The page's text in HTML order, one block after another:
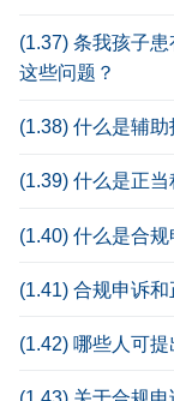
(1.37) 条我孩子
这些问题？
(1.38) 什么是辅
(1.39) 什么是正当
(1.40) 什么是合规
(1.41) 合规申诉
(1.42) 哪些人可提